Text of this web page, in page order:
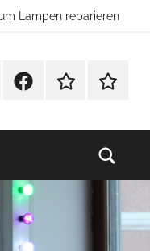
Lampen reparieren
Facebook
TikTok